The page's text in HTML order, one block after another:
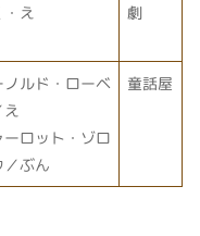
え
劇
ノルド・ローベ
ーロット・ゾロ
／ぶん
童話屋